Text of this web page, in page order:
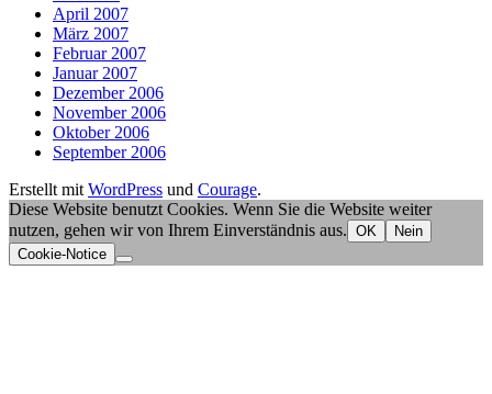
April 2007
März 2007
Februar 2007
Januar 2007
Dezember 2006
November 2006
Oktober 2006
September 2006
Erstellt mit WordPress und Courage.
Diese Website benutzt Cookies. Wenn Sie die Website weiter
nutzen, gehen wir von Ihrem Einverständnis aus. OK
Nein
Cookie-Notice